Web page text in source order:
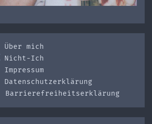
Über mich
Nicht-Ich
Impressum
Datenschutzerklärung
Barrierefreiheitserklärung